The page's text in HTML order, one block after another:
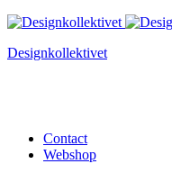
Designkollektivet
Contact
Webshop